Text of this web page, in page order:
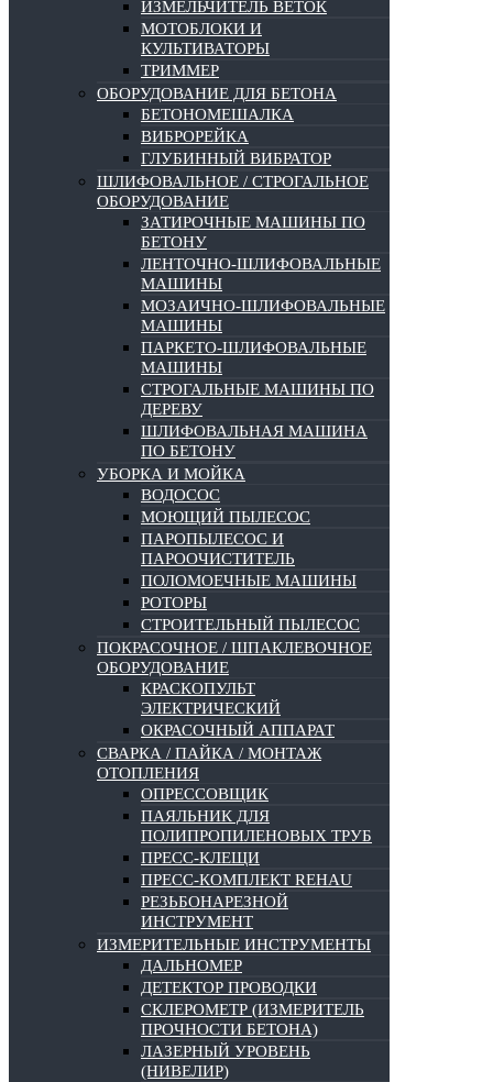
ИЗМЕЛЬЧИТЕЛЬ ВЕТОК
МОТОБЛОКИ И
КУЛЬТИВАТОРЫ
ТРИММЕР
ОБОРУДОВАНИЕ ДЛЯ БЕТОНА
БЕТОНОМЕШАЛКА
ВИБРОРЕЙКА
ГЛУБИННЫЙ ВИБРАТОР
ШЛИФОВАЛЬНОЕ / СТРОГАЛЬНОЕ
ОБОРУДОВАНИЕ
ЗАТИРОЧНЫЕ МАШИНЫ ПО
БЕТОНУ
ЛЕНТОЧНО-ШЛИФОВАЛЬНЫЕ
МАШИНЫ
МОЗАИЧНО-ШЛИФОВАЛЬНЫЕ
МАШИНЫ
ПАРКЕТО-ШЛИФОВАЛЬНЫЕ
МАШИНЫ
СТРОГАЛЬНЫЕ МАШИНЫ ПО
ДЕРЕВУ
ШЛИФОВАЛЬНАЯ МАШИНА
ПО БЕТОНУ
УБОРКА И МОЙКА
ВОДОСОС
МОЮЩИЙ ПЫЛЕСОС
ПАРОПЫЛЕСОС И
ПАРООЧИСТИТЕЛЬ
ПОЛОМОЕЧНЫЕ МАШИНЫ
РОТОРЫ
СТРОИТЕЛЬНЫЙ ПЫЛЕСОС
ПОКРАСОЧНОЕ / ШПАКЛЕВОЧНОЕ
ОБОРУДОВАНИЕ
КРАСКОПУЛЬТ
ЭЛЕКТРИЧЕСКИЙ
ОКРАСОЧНЫЙ АППАРАТ
СВАРКА / ПАЙКА / МОНТАЖ
ОТОПЛЕНИЯ
ОПРЕССОВЩИК
ПАЯЛЬНИК ДЛЯ
ПОЛИПРОПИЛЕНОВЫХ ТРУБ
ПРЕСС-КЛЕЩИ
ПРЕСС-КОМПЛЕКТ REHAU
РЕЗЬБОНАРЕЗНОЙ
ИНСТРУМЕНТ
ИЗМЕРИТЕЛЬНЫЕ ИНСТРУМЕНТЫ
ДАЛЬНОМЕР
ДЕТЕКТОР ПРОВОДКИ
СКЛЕРОМЕТР (ИЗМЕРИТЕЛЬ
ПРОЧНОСТИ БЕТОНА)
ЛАЗЕРНЫЙ УРОВЕНЬ
(НИВЕЛИР)